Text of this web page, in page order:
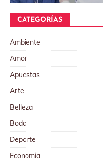
CATEGORÍAS
Ambiente
Amor
Apuestas
Arte
Belleza
Boda
Deporte
Economia